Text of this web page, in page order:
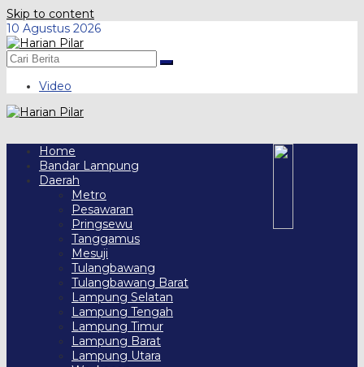
Skip to content
10 Agustus 2026
Video
Home
Bandar Lampung
Daerah
Metro
Pesawaran
Pringsewu
Tanggamus
Mesuji
Tulangbawang
Tulangbawang Barat
Lampung Selatan
Lampung Tengah
Lampung Timur
Lampung Barat
Lampung Utara